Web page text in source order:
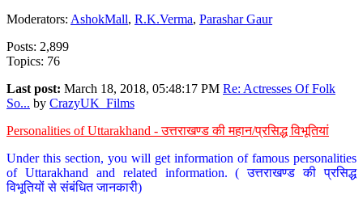
Moderators: AshokMall, R.K.Verma, Parashar Gaur
Posts: 2,899
Topics: 76
Last post: March 18, 2018, 05:48:17 PM Re: Actresses Of Folk
So... by CrazyUK_Films
Personalities of Uttarakhand - उत्तराखण्ड की महान/प्रसिद्ध विभूतियां
Under this section, you will get information of famous personalities
of Uttarakhand and related information. ( उत्तराखण्ड की प्रसिद्ध
विभूतियों से संबंधित जानकारी)